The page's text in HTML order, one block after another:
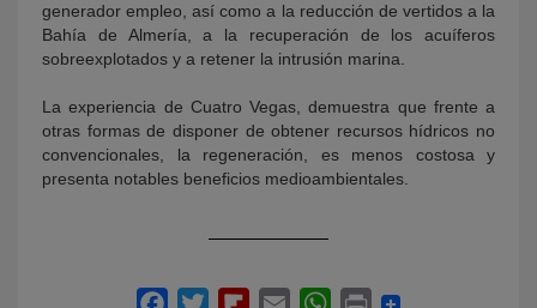
generador empleo, así como a la reducción de vertidos a la
Bahía de Almería, a la recuperación de los acuíferos
sobreexplotados y a retener la intrusión marina.
La experiencia de Cuatro Vegas, demuestra que frente a
otras formas de disponer de obtener recursos hídricos no
convencionales, la regeneración, es menos costosa y
presenta notables beneficios medioambientales.